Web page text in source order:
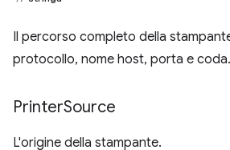
Il percorso completo della
protocollo, nome host, porta e coda.
PrinterSource
L'origine della stampante.